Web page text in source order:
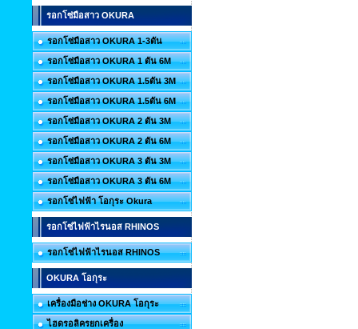
รอกโซ่มือสาว OKURA
รอกโซ่มือสาว OKURA 1-3ตัน
รอกโซ่มือสาว OKURA 1 ตัน 6M
รอกโซ่มือสาว OKURA 1.5ตัน 3M
รอกโซ่มือสาว OKURA 1.5ตัน 6M
รอกโซ่มือสาว OKURA 2 ตัน 3M
รอกโซ่มือสาว OKURA 2 ตัน 6M
รอกโซ่มือสาว OKURA 3 ตัน 3M
รอกโซ่มือสาว OKURA 3 ตัน 6M
รอกโซ่ไฟฟ้า โอกุระ Okura
รอกโซ่ไฟฟ้าไรนอส RHINOS
รอกโซ่ไฟฟ้าไรนอส RHINOS
OKURA โอกุระ
เครื่องมือช่าง OKURA โอกุระ
ไฮดรอลิครยกเครื่อง